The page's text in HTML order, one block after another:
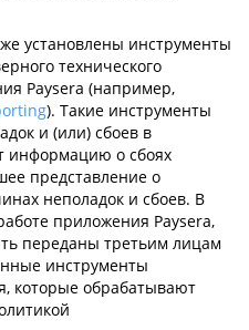
установлены инструменты
технического
Paysera (например,
). Такие инструменты
и (или) сбоев в
информацию о сбоях
представление о
неполадок и сбоев. В
приложения Paysera,
переданы третьим лицам
инструменты
которые обрабатывают